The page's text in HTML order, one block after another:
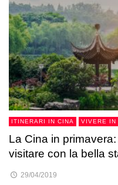
ITINERARI IN CINA VIVERE IN
La Cina in
visitare con la bella
29/04/2019